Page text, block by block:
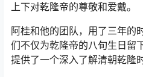
上下对乾隆帝的尊敬和爱戴。
阿桂和他的团队，用了三年的
们不仅为乾隆帝的八旬生日留
提供了一个深入了解清朝乾隆